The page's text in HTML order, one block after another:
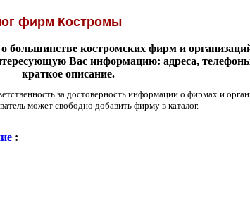
фирм Костромы
большинстве костромских фирм и
Вас информацию: адреса,
краткое описание.
за достоверность информации о фирмах и
может свободно добавить фирму в каталог.
: